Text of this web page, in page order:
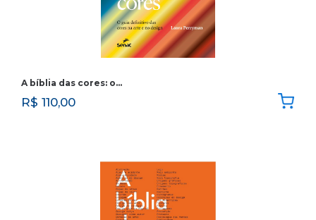
A bíblia das cores: o…
R$ 110,00